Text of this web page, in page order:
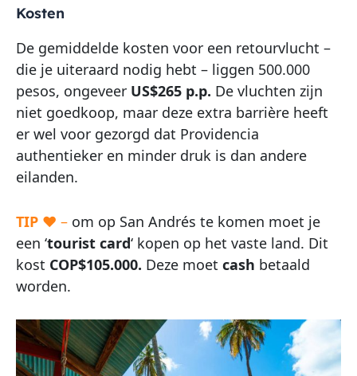
Kosten
De gemiddelde kosten voor een retourvlucht –
die je uiteraard nodig hebt – liggen 500.000
pesos, ongeveer US$265 p.p. De vluchten zijn
niet goedkoop, maar deze extra barrière heeft
er wel voor gezorgd dat Providencia
authentieker en minder druk is dan andere
eilanden.
TIP ♥ – om op San Andrés te komen moet je
een ‘tourist card‘ kopen op het vaste land. Dit
kost COP$105.000. Deze moet cash betaald
worden.